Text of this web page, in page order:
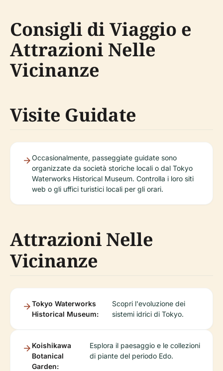
Consigli di Viaggio e
Attrazioni Nelle
Vicinanze
Visite Guidate
Occasionalmente, passeggiate guidate sono
organizzate da società storiche locali o dal Tokyo
Waterworks Historical Museum. Controlla i loro siti
web o gli uffici turistici locali per gli orari.
Attrazioni Nelle
Vicinanze
Tokyo Waterworks
Historical Museum:
Scopri l'evoluzione dei
sistemi idrici di Tokyo.
Koishikawa
Botanical
Garden:
Esplora il paesaggio e le collezioni
di piante del periodo Edo.